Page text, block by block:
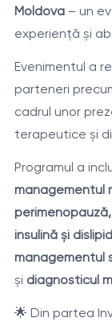
Moldova – un
experiență și
Evenimentul a
parteneri
cadrul unor
terapeutice și
Programul a
managementul
insulină și
managementul
și diagnosticul
🌟 Din partea